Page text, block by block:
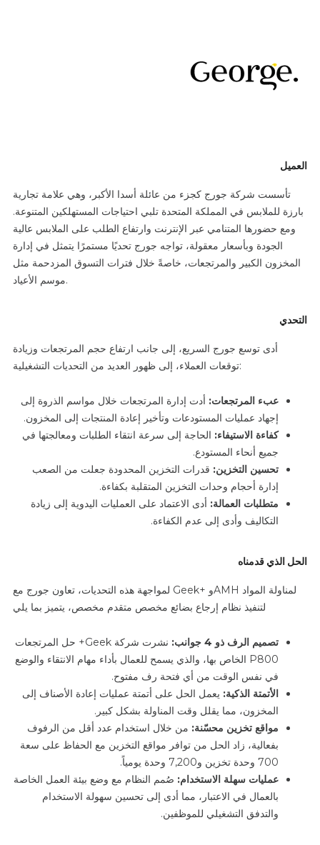
العميل
تأسست شركة جورج كجزء من عائلة أسدا الأكبر، وهي علامة تجارية
بارزة للملابس في المملكة المتحدة تلبي احتياجات المستهلكين المتنوعة.
ومع حضورها المتنامي عبر الإنترنت وارتفاع الطلب على الملابس عالية
الجودة وبأسعار معقولة، تواجه جورج تحديًا مستمرًا يتمثل في إدارة
المخزون الكبير والمرتجعات، خاصةً خلال فترات التسوق المزدحمة مثل
موسم الأعياد.
التحدي
أدى توسع جورج السريع، إلى جانب ارتفاع حجم المرتجعات وزيادة
توقعات العملاء، إلى ظهور العديد من التحديات التشغيلية:
عبء المرتجعات: أدت إدارة المرتجعات خلال مواسم الذروة إلى
إجهاد عمليات المستودعات وتأخير إعادة المنتجات إلى المخزون.
كفاءة الاستيفاء: الحاجة إلى سرعة انتقاء الطلبات ومعالجتها في
جميع أنحاء المستودع.
تحسين التخزين: قدرات التخزين المحدودة جعلت من الصعب
إدارة أحجام وحدات التخزين المتقلبة بكفاءة.
متطلبات العمالة: أدى الاعتماد على العمليات اليدوية إلى زيادة
التكاليف وأدى إلى عدم الكفاءة.
الحل الذي قدمناه
لمواجهة هذه التحديات، تعاون جورج مع Geek+ وAMH لمناولة المواد
لتنفيذ نظام إرجاع بضائع مخصص متقدم مخصص، يتميز بما يلي
تصميم الرف ذو 4 جوانب:
نشرت شركة Geek+ حل المرتجعات
P800 الخاص بها، والذي يسمح للعمال بأداء مهام الانتقاء والوضع
في نفس الوقت من أي فتحة رف مفتوح.
الأتمتة الذكية: يعمل الحل على أتمتة عمليات إعادة الأصناف إلى
المخزون، مما يقلل وقت المناولة بشكل كبير.
مواقع تخزين محسّنة: من خلال استخدام عدد أقل من الرفوف
بفعالية، زاد الحل من توافر مواقع التخزين مع الحفاظ على سعة
700 وحدة تخزين و7,200 وحدة يومياً.
عمليات سهلة الاستخدام: صُمم النظام مع وضع بيئة العمل الخاصة
بالعمال في الاعتبار، مما أدى إلى تحسين سهولة الاستخدام
والتدفق التشغيلي للموظفين.